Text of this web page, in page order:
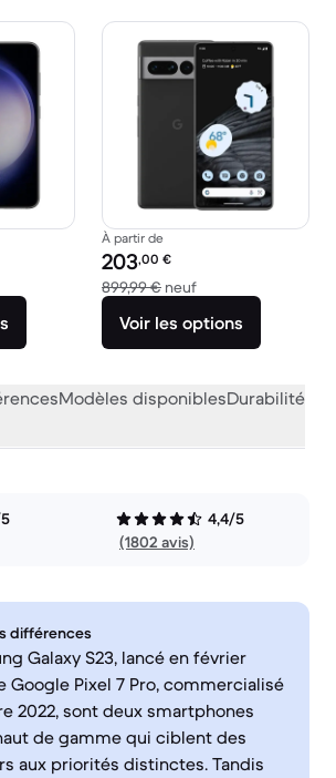
959,00 € neuf
À partir de
Prix reconditionné :
203,00 €
899,99 € neufcontre 899,99 €
Voir les options
Modèles disponiblesDurabilité
4,4/5
(1802 avis)
différences
Galaxy S23, lancé en février
Google Pixel 7 Pro, commercialisé
2022, sont deux smartphones
de gamme qui ciblent des
aux priorités distinctes. Tandis